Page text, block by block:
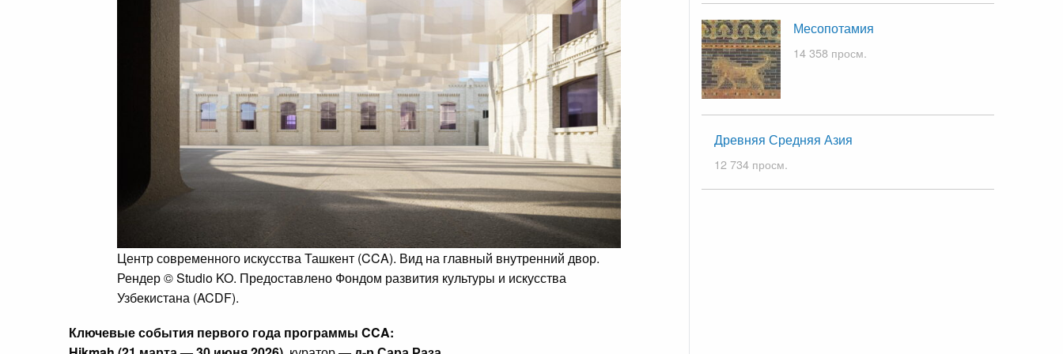
Центр современного искусства Ташкент (CCA). Вид на главный внутренний двор.
Рендер © Studio KO. Предоставлено Фондом развития культуры и искусства
Узбекистана (ACDF).
Ключевые события первого года программы CCA:
Месопотамия
14 358 просм.
Древняя Средняя Азия
12 734 просм.